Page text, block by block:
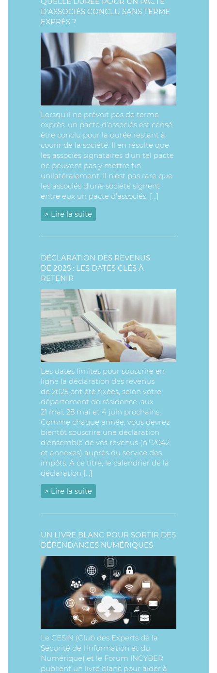
D’ASSOCIÉS CONCLU SANS TERME
EXPRÈS ?
Lorsqu’il ne prévoit pas de terme
exprès, un pacte d’associés est censé
être conclu pour la durée restant à
courir de la société. Il en résulte que
les associés signataires d’un tel pacte
ne peuvent pas y mettre fin
unilatéralement. Il n’est pas rare que
les associés d’une société signent
entre eux un pacte d’associés. […]
> Lire la suite
DÉCLARATION DES REVENUS
DE 2025 : LES DATES CLÉS À
RETENIR
Les dates limites pour souscrire en
ligne la déclaration des revenus
de 2025 ont été fixées, selon votre
département de résidence, aux
21 mai, 28 mai et 4 juin prochains.
Comme chaque année, vous devrez
bientôt souscrire une déclaration
d’ensemble de vos revenus (n° 2042
et annexes) auprès du service des
impôts. À ce titre, le calendrier de la
déclaration […]
> Lire la suite
UN LIVRE BLANC POUR SORTIR DES
DÉPENDANCES NUMÉRIQUES
Le CESIN (Club des Experts de la
Sécurité de l’Information et du
Numérique) et le Forum INCYBER
publient un livre blanc pour aider à